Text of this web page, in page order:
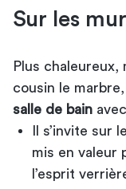
Sur les
Plus chaleureux,
cousin le
salle de bain
Il s’invite sur
mis en valeur
l’esprit